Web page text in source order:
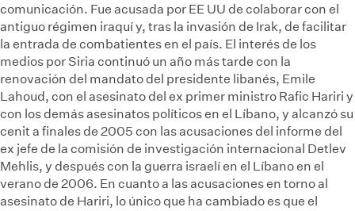
comunicación. Fue acusada por EE UU de colaborar con el
antiguo régimen iraquí y, tras la invasión de Irak, de facilitar
la entrada de combatientes en el país. El interés de los
medios por Siria continuó un año más tarde con la
renovación del mandato del presidente libanés, Emile
Lahoud, con el asesinato del ex primer ministro Rafic Hariri y
con los demás asesinatos políticos en el Líbano, y alcanzó su
cenit a finales de 2005 con las acusaciones del informe del
ex jefe de la comisión de investigación internacional Detlev
Mehlis, y después con la guerra israelí en el Líbano en el
verano de 2006. En cuanto a las acusaciones en torno al
asesinato de Hariri, lo único que ha cambiado es que el